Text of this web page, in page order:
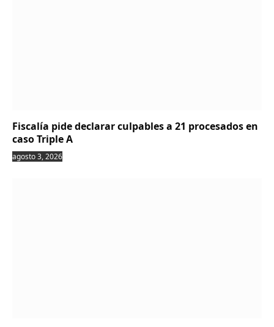
Fiscalía pide declarar culpables a 21 procesados en
caso Triple A
agosto 3, 2026